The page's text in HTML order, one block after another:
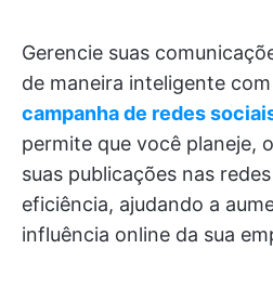
Gerencie suas
de maneira inteligente
campanha de redes
permite que você planeje,
suas publicações nas
eficiência, ajudando a
influência online da sua